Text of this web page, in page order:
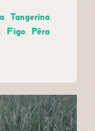
Tangerina,
Figo, Pêra